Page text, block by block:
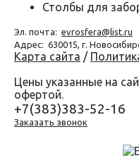
Столбы для
Эл. почта: evrosfera@list.ru
Адрес: 630015, г.
Карта сайта /
Цены указанные на
офертой.
+7(383)383-52-16
Заказать звонок